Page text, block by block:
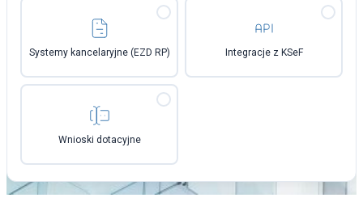
Systemy kancelaryjne (EZD RP) Integracje z KSeF
Wnioski dotacyjne